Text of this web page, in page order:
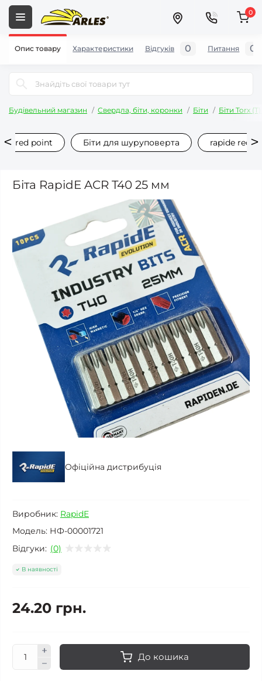
0
Будівельний магазин Свердла, біти, коронки Біти Біти Torx
red point Біти для шуруповерта rapide red
Біта RapidE ACR T40 25 мм
Офіційна дистрибуція
Виробник: RapidE
Модель: НФ-00001721
Відгуки: (0)
В наявності
24.20 грн.
До кошика
Опис товару Характеристики Відгуків 0 Питання 0